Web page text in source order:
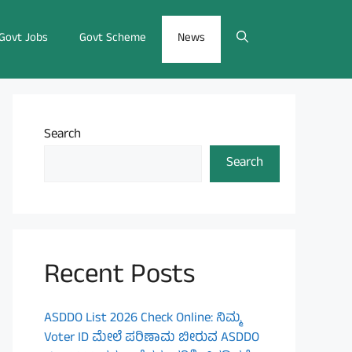
Jobs Govt Scheme News
Search
Search
Recent Posts
ASDDO List 2026 Check Online: ನಿಮ್ಮ
Voter ID ಮೇಲೆ ಪರಿಣಾಮ ಬೀರುವ ASDDO